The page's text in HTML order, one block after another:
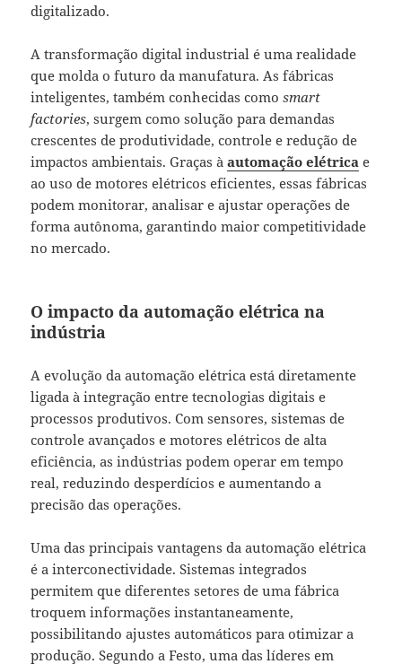
digitalizado.
A transformação digital industrial é uma realidade
que molda o futuro da manufatura. As fábricas
inteligentes, também conhecidas comosmart
factories, surgem como solução para demandas
crescentes de produtividade, controle e redução de
impactos ambientais. Graças àautomação elétrica e
ao uso de motores elétricos eficientes, essas fábricas
podem monitorar, analisar e ajustar operações de
forma autônoma, garantindo maior competitividade
no mercado.
O impacto da automação elétrica na
indústria
A evolução da automação elétrica está diretamente
ligada à integração entre tecnologias digitais e
processos produtivos. Com sensores, sistemas de
controle avançados e motores elétricos de alta
eficiência, as indústrias podem operar em tempo
real, reduzindo desperdícios e aumentando a
precisão das operações.
Uma das principais vantagens da automação elétrica
é a interconectividade. Sistemas integrados
permitem que diferentes setores de uma fábrica
troquem informações instantaneamente,
possibilitando ajustes automáticos para otimizar a
produção. Segundo a Festo, uma das líderes em